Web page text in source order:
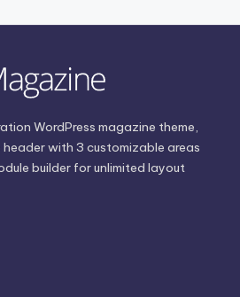
WordPress magazine theme,
with 3 customizable areas
builder for unlimited layout